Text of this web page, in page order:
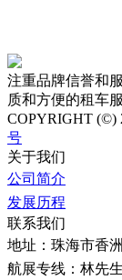
注重品牌信誉和
质和方便的租车服
COPYRIGHT (©)
号
关于我们
公司简介
发展历程
联系我们
地址：珠海市香
航展专线：林先